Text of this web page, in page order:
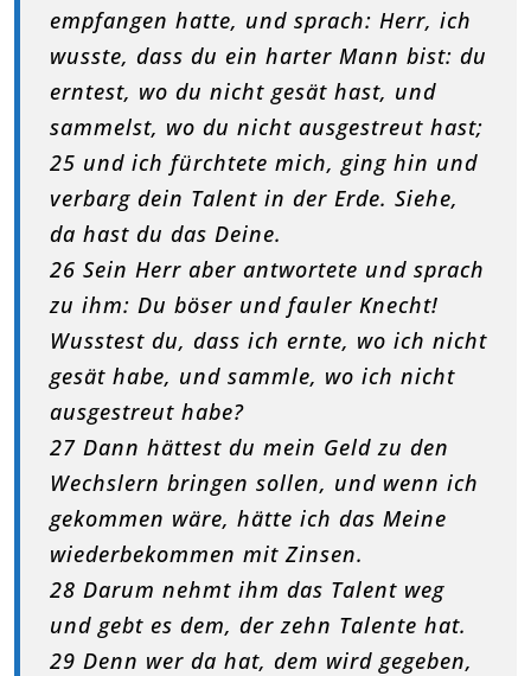
empfangen hatte, und sprach: Herr, ich
wusste, dass du ein harter Mann bist: du
erntest, wo du nicht gesät hast, und
sammelst, wo du nicht ausgestreut hast;
25 und ich fürchtete mich, ging hin und
verbarg dein Talent in der Erde. Siehe,
da hast du das Deine.
26 Sein Herr aber antwortete und sprach
zu ihm: Du böser und fauler Knecht!
Wusstest du, dass ich ernte, wo ich nicht
gesät habe, und sammle, wo ich nicht
ausgestreut habe?
27 Dann hättest du mein Geld zu den
Wechslern bringen sollen, und wenn ich
gekommen wäre, hätte ich das Meine
wiederbekommen mit Zinsen.
28 Darum nehmt ihm das Talent weg
und gebt es dem, der zehn Talente hat.
29 Denn wer da hat, dem wird gegeben,